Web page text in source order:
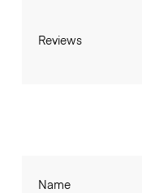
Reviews
Name